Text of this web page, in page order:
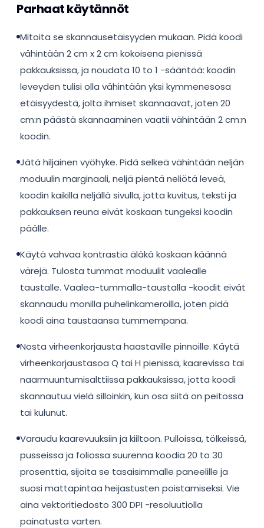
Parhaat käytännöt
Mitoita se skannausetäisyyden mukaan. Pidä koodi
vähintään 2 cm x 2 cm kokoisena pienissä
pakkauksissa, ja noudata 10 to 1 -sääntöä: koodin
leveyden tulisi olla vähintään yksi kymmenesosa
etäisyydestä, jolta ihmiset skannaavat, joten 20
cm:n päästä skannaaminen vaatii vähintään 2 cm:n
koodin.
Jätä hiljainen vyöhyke. Pidä selkeä vähintään neljän
moduulin marginaali, neljä pientä neliötä leveä,
koodin kaikilla neljällä sivulla, jotta kuvitus, teksti ja
pakkauksen reuna eivät koskaan tungeksi koodin
päälle.
Käytä vahvaa kontrastia äläkä koskaan käännä
värejä. Tulosta tummat moduulit vaalealle
taustalle. Vaalea-tummalla-taustalla -koodit eivät
skannaudu monilla puhelinkameroilla, joten pidä
koodi aina taustaansa tummempana.
Nosta virheenkorjausta haastaville pinnoille. Käytä
virheenkorjaustasoa Q tai H pienissä, kaarevissa tai
naarmuuntumisalttiissa pakkauksissa, jotta koodi
skannautuu vielä silloinkin, kun osa siitä on peitossa
tai kulunut.
Varaudu kaarevuuksiin ja kiiltoon. Pulloissa, tölkeissä,
pusseissa ja foliossa suurenna koodia 20 to 30
prosenttia, sijoita se tasaisimmalle paneelille ja
suosi mattapintaa heijastusten poistamiseksi. Vie
aina vektoritiedosto 300 DPI -resoluutiolla
painatusta varten.